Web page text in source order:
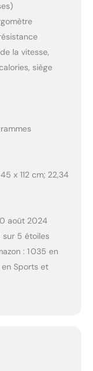
la vitesse,
siège
x 112 cm; 22,34
août 2024
sur 5 étoiles
: 1 035 en
Sports et